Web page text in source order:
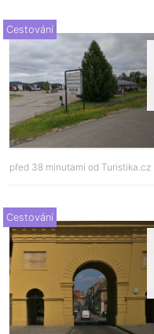
Cestování
před 38 minutami od Turistika.cz
Cestování